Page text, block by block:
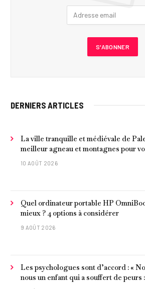
DERNIERS ARTICLES
La ville tranquille et médiévale de
meilleur agneau et montagnes pour
10 AOÛT 2026
Quel ordinateur portable HP
mieux ? 4 options à considérer
9 AOÛT 2026
Les psychologues sont d’accord : «
nous un enfant qui a souffert de peurs